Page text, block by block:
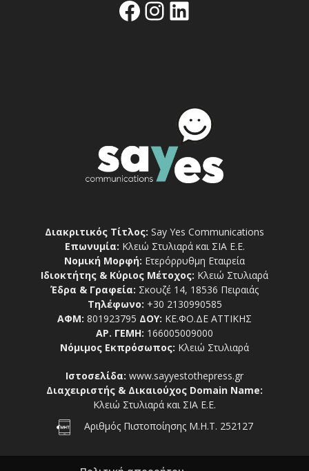
Facebook
Instagram
Linkedin
Διακριτικός Τίτλος: Say Yes Communications
Επωνυμία: Κλειώ Στυλιαρά και ΣΙΑ Ε.Ε.
Νομική Μορφή: Ετερόρρυθμη Εταιρεία
Ιδιοκτήτης & Κύριος Μέτοχος: Κλειώ Στυλιαρά
Έδρα & Γραφεία: Σκουζέ 14, 18536 Πειραιάς
Τηλέφωνο: +30 2130990585
ΑΦΜ: 801923795 ΔΟΥ: ΚΕ.ΦΟ.ΔΕ ΑΤΤΙΚΗΣ
ΑΡ. ΓΕΜΗ: 166005009000
Νόμιμος Εκπρόσωπος: Κλειώ Στυλιαρά
Ιστοσελίδα: www.sayyestothepress.gr
Διαχειριστής & Δικαιούχος Domain Name:
Κλειώ Στυλιαρά και ΣΙΑ Ε.Ε.
Αριθμός Πιστοποίησης Μ.Η.Τ. 252127